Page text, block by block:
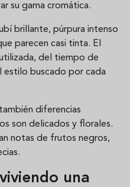
su gama cromática.
brillante, púrpura intenso
parecen casi tinta. El
del tiempo de
buscado por cada
diferencias
son delicados y florales.
notas de frutos negros,
una